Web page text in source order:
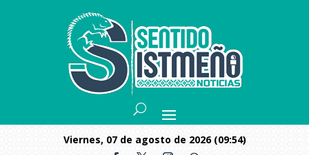
viernes, 07 de agosto de 2026 (09:54)